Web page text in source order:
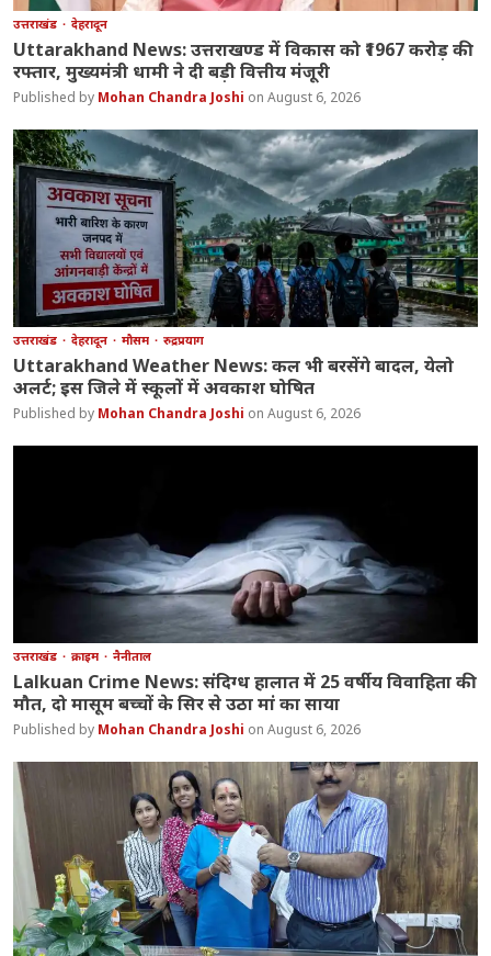
उत्तराखंड देहरादून
Uttarakhand News: उत्तराखण्ड में विकास को ₹1967 करोड़ की
रफ्तार, मुख्यमंत्री धामी ने दी बड़ी वित्तीय मंजूरी
Mohan Chandra Joshi August 6, 2026
उत्तराखंड देहरादून मौसम रुद्रप्रयाग
Uttarakhand Weather News: कल भी बरसेंगे बादल, येलो
अलर्ट; इस जिले में स्कूलों में अवकाश घोषित
Mohan Chandra Joshi August 6, 2026
उत्तराखंड क्राइम नैनीताल
Lalkuan Crime News: संदिग्ध हालात में 25 वर्षीय विवाहिता की
मौत, दो मासूम बच्चों के सिर से उठा मां का साया
Mohan Chandra Joshi August 6, 2026